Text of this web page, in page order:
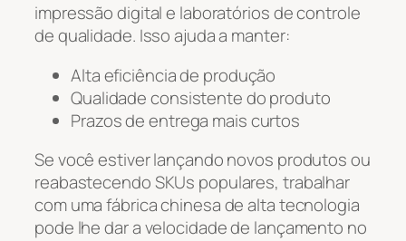
impressão digital e laboratórios de controle
de qualidade. Isso ajuda a manter:
Alta eficiência de produção
Qualidade consistente do produto
Prazos de entrega mais curtos
Se você estiver lançando novos produtos ou
reabastecendo SKUs populares, trabalhar
com uma fábrica chinesa de alta tecnologia
pode lhe dar a velocidade de lançamento no